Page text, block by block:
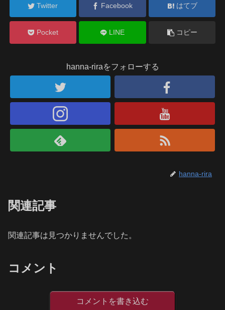
Twitter Facebook はてブ
Pocket LINE コピー
hanna-riraをフォローする
hanna-rira
関連記事
関連記事は見つかりませんでした。
コメント
コメントを書き込む